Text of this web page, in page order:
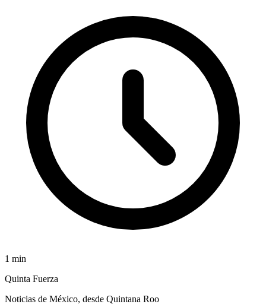
1 min
Quinta Fuerza
Noticias de México, desde Quintana Roo